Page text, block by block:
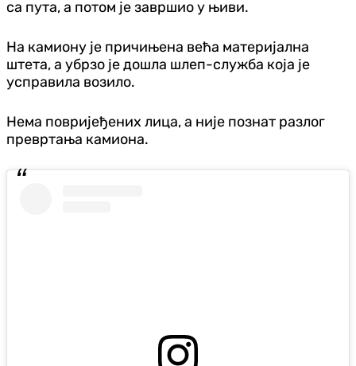
са пута, а потом је завршио у њиви.
На камиону је причињена већа материјална
штета, а убрзо је дошла шлеп-служба која је
усправила возило.
Нема повријеђених лица, а није познат разлог
превртања камиона.